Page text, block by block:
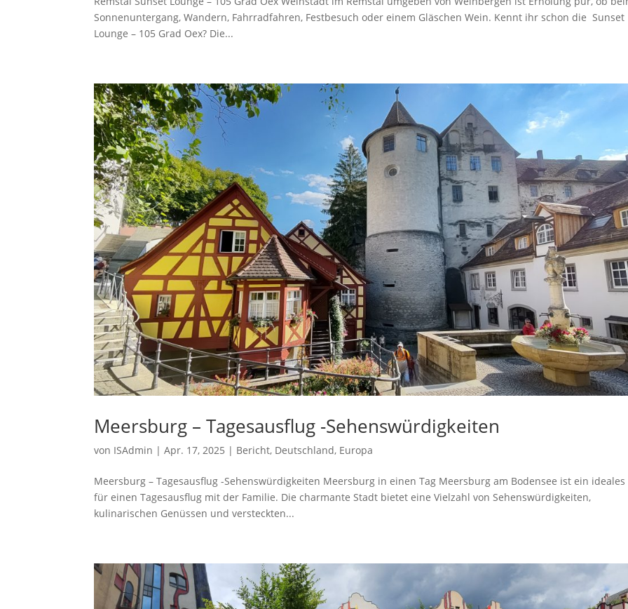
Sonnenuntergang, Wandern, Fahrradfahren, Festbesuch oder einem Gläschen Wein. Kennt ihr schon die Sunset
Lounge – 105 Grad Oex? Die...
Meersburg – Tagesausflug -Sehenswürdigkeiten
von ISAdmin |Apr. 17, 2025 | Bericht, Deutschland, Europa
Meersburg – Tagesausflug -Sehenswürdigkeiten Meersburg in einen Tag Meersburg am Bodensee ist ein ideales
für einen Tagesausflug mit der Familie. Die charmante Stadt bietet eine Vielzahl von Sehenswürdigkeiten,
kulinarischen Genüssen und versteckten...